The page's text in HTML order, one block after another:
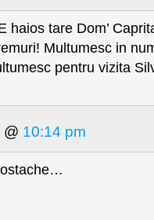
haios tare Dom’
Multumesc in
pentru vizita
10:14 pm